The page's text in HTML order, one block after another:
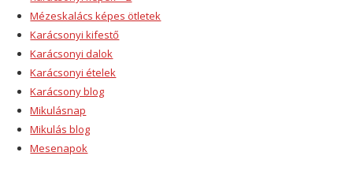
Mézeskalács képes ötletek
Karácsonyi kifestő
Karácsonyi dalok
Karácsonyi ételek
Karácsony blog
Mikulásnap
Mikulás blog
Mesenapok